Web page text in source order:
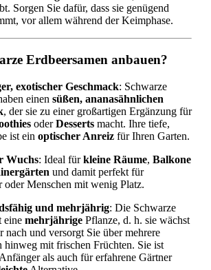
Sorgen Sie dafür, dass sie genügend
vor allem während der Keimphase.
Erdbeersamen anbauen?
exotischer Geschmack: Schwarze
einen süßen, ananasähnlichen
, der sie zu einer großartigen Ergänzung für
oderDesserts macht. Ihre tiefe,
ist ein optischer Anreiz für Ihren Garten.
Wuchs: Ideal fürkleine Räume, Balkone
und damit perfekt für
oder Menschen mit wenig Platz.
und mehrjährig: Die Schwarze
eine mehrjährige Pflanze, d. h. sie wächst
nach und versorgt Sie über mehrere
hinweg mit frischen Früchten. Sie ist
als auch für erfahrene Gärtner